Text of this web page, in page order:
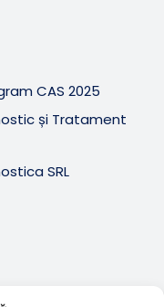
CAS 2025
și Tratament
SRL